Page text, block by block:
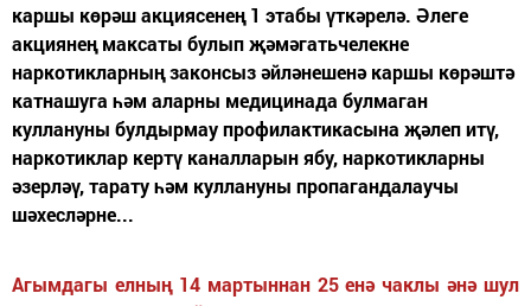
каршы көрәш акциясенең 1 этабы үткәрелә. Әлеге
акциянең максаты булып җәмәгатьчелекне
наркотикларның законсыз әйләнешенә каршы көрәштә
катнашуга һәм аларны медицинада булмаган
куллануны булдырмау профилактикасына җәлеп итү,
наркотиклар кертү каналларын ябу, наркотикларны
әзерләү, тарату һәм куллануны пропагандалаучы
шәхесләрне...
Агымдагы елның 14 мартыннан 25 енә чаклы әнә шул